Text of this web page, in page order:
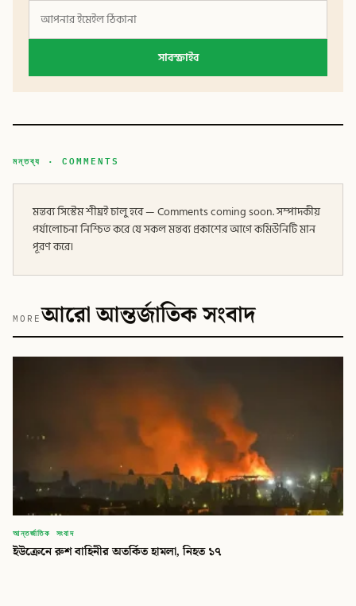
সাবস্ক্রাইব
মন্তব্য · COMMENTS
মন্তব্য সিস্টেম শীঘ্রই চালু হবে — Comments coming soon. সম্পাদকীয়
পর্যালোচনা নিশ্চিত করে যে সকল মন্তব্য প্রকাশের আগে কমিউনিটি মান
পূরণ করে।
MOREআরো আন্তর্জাতিক সংবাদ
আন্তর্জাতিক সংবাদ
ইউক্রেনে রুশ বাহিনীর অতর্কিত হামলা, নিহত ১৭